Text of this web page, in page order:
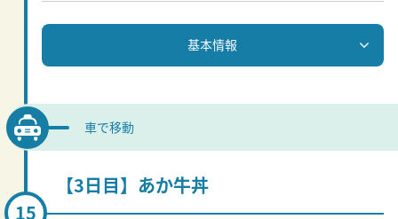
基本情報
車で移動
【3日目】あか牛丼